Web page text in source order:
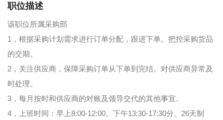
职位描述
该职位所属采购部
1，根据采购计划需求进行订单分配，跟进下单。把控采购货品
的交期。
2，关注供应商，保障采购订单从下单到完结。对供应商异常及
时处理。
3，每月按时和供应商的对账及领导交代的其他事宜。
4，上班时间：早上8:00-12:00。下午13:30-17:30分。26天制